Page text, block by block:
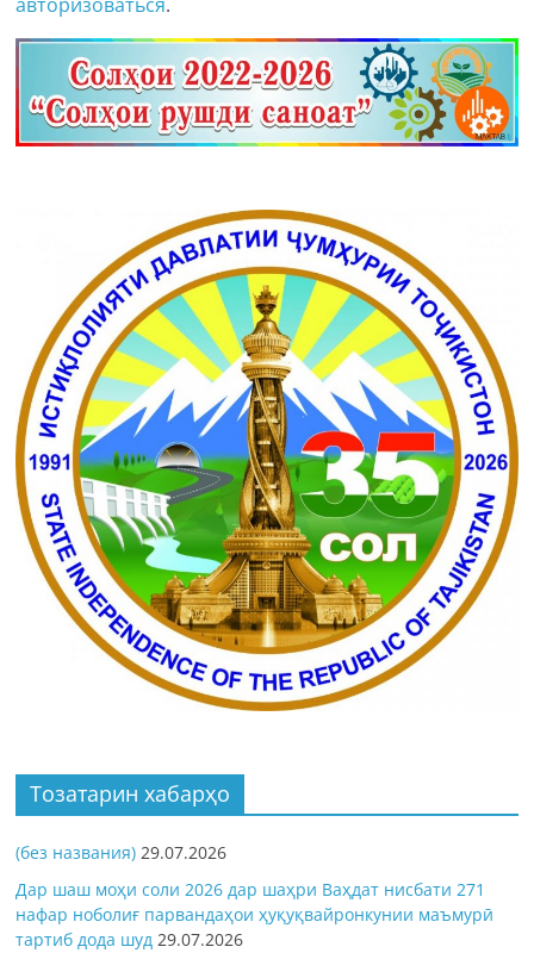
авторизоваться.
Тозатарин хабарҳо
(без названия) 29.07.2026
Дар шаш моҳи соли 2026 дар шаҳри Ваҳдат нисбати 271
нафар ноболиғ парвандаҳои ҳуқуқвайронкунии маъмурӣ
тартиб дода шуд 29.07.2026